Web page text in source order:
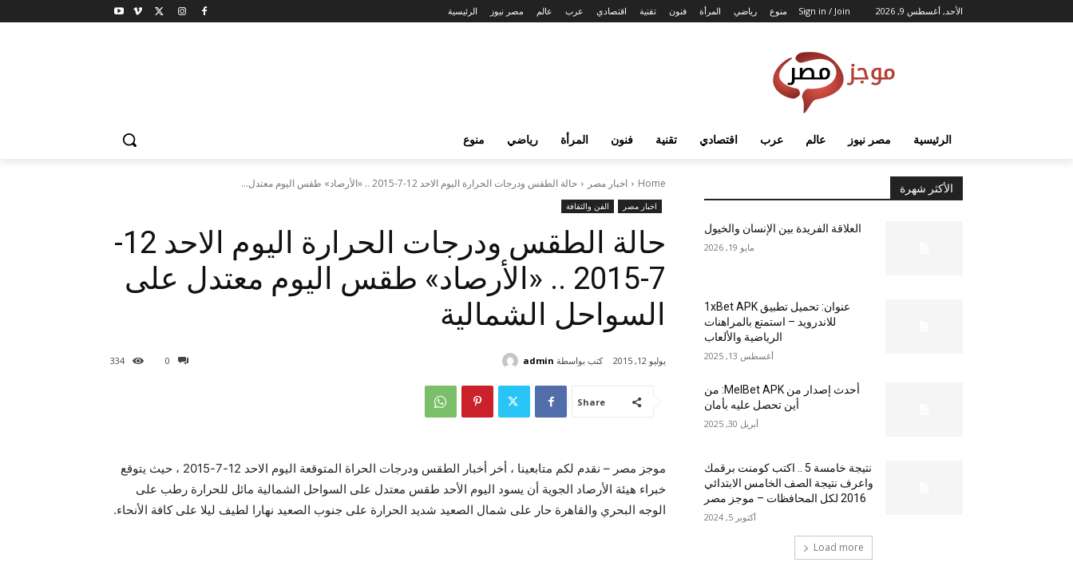
الأحد, أغسطس 9, 2026 Sign in / Join الرئيسية مصر نيوز عالم عرب اقتصادي تقنية فنون المرأة رياضي منوع
الرئيسية مصر نيوز عالم عرب اقتصادي تقنية فنون المرأة رياضي منوع
Home اخبار مصر حالة الطقس ودرجات الحرارة اليوم الاحد 12-7-2015 .. «الأرصاد» طقس اليوم معتدل...
اخبار مصر الفن والثقافة
حالة الطقس ودرجات الحرارة اليوم الاحد 12-
7-2015 .. «الأرصاد» طقس اليوم معتدل على
السواحل الشمالية
0
334 يوليو 12, 2015 كتب بواسطة admin
Share
موجز مصر – نقدم لكم متابعينا ، أخر أخبار الطقس ودرجات الحراة المتوقعة اليوم الاحد 12-7-2015 ، حيث يتوقع
خبراء هيئة الأرصاد الجوية أن يسود اليوم الأحد طقس معتدل على السواحل الشمالية مائل للحرارة رطب على
الوجه البحري والقاهرة حار على شمال الصعيد شديد الحرارة على جنوب الصعيد نهارا لطيف ليلا على كافة الأنحاء.
الأكثر شهرة
العلاقة الفريدة بين الإنسان والخيول
مايو 19, 2026
عنوان: تحميل تطبيق 1xBet APK
للاندرويد – استمتع بالمراهنات
الرياضية والألعاب
أغسطس 13, 2025
أحدث إصدار من MelBet APK: من
أين تحصل عليه بأمان
أبريل 30, 2025
نتيجة خامسة 5 .. اكتب كومنت برقمك
واعرف نتيجة الصف الخامس الابتدائي
2016 لكل المحافظات – موجز مصر
أكتوبر 5, 2024
Load more